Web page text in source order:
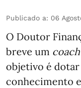
Publicado a: 06
O Doutor
breve um coach
objetivo é dotar
conhecimento